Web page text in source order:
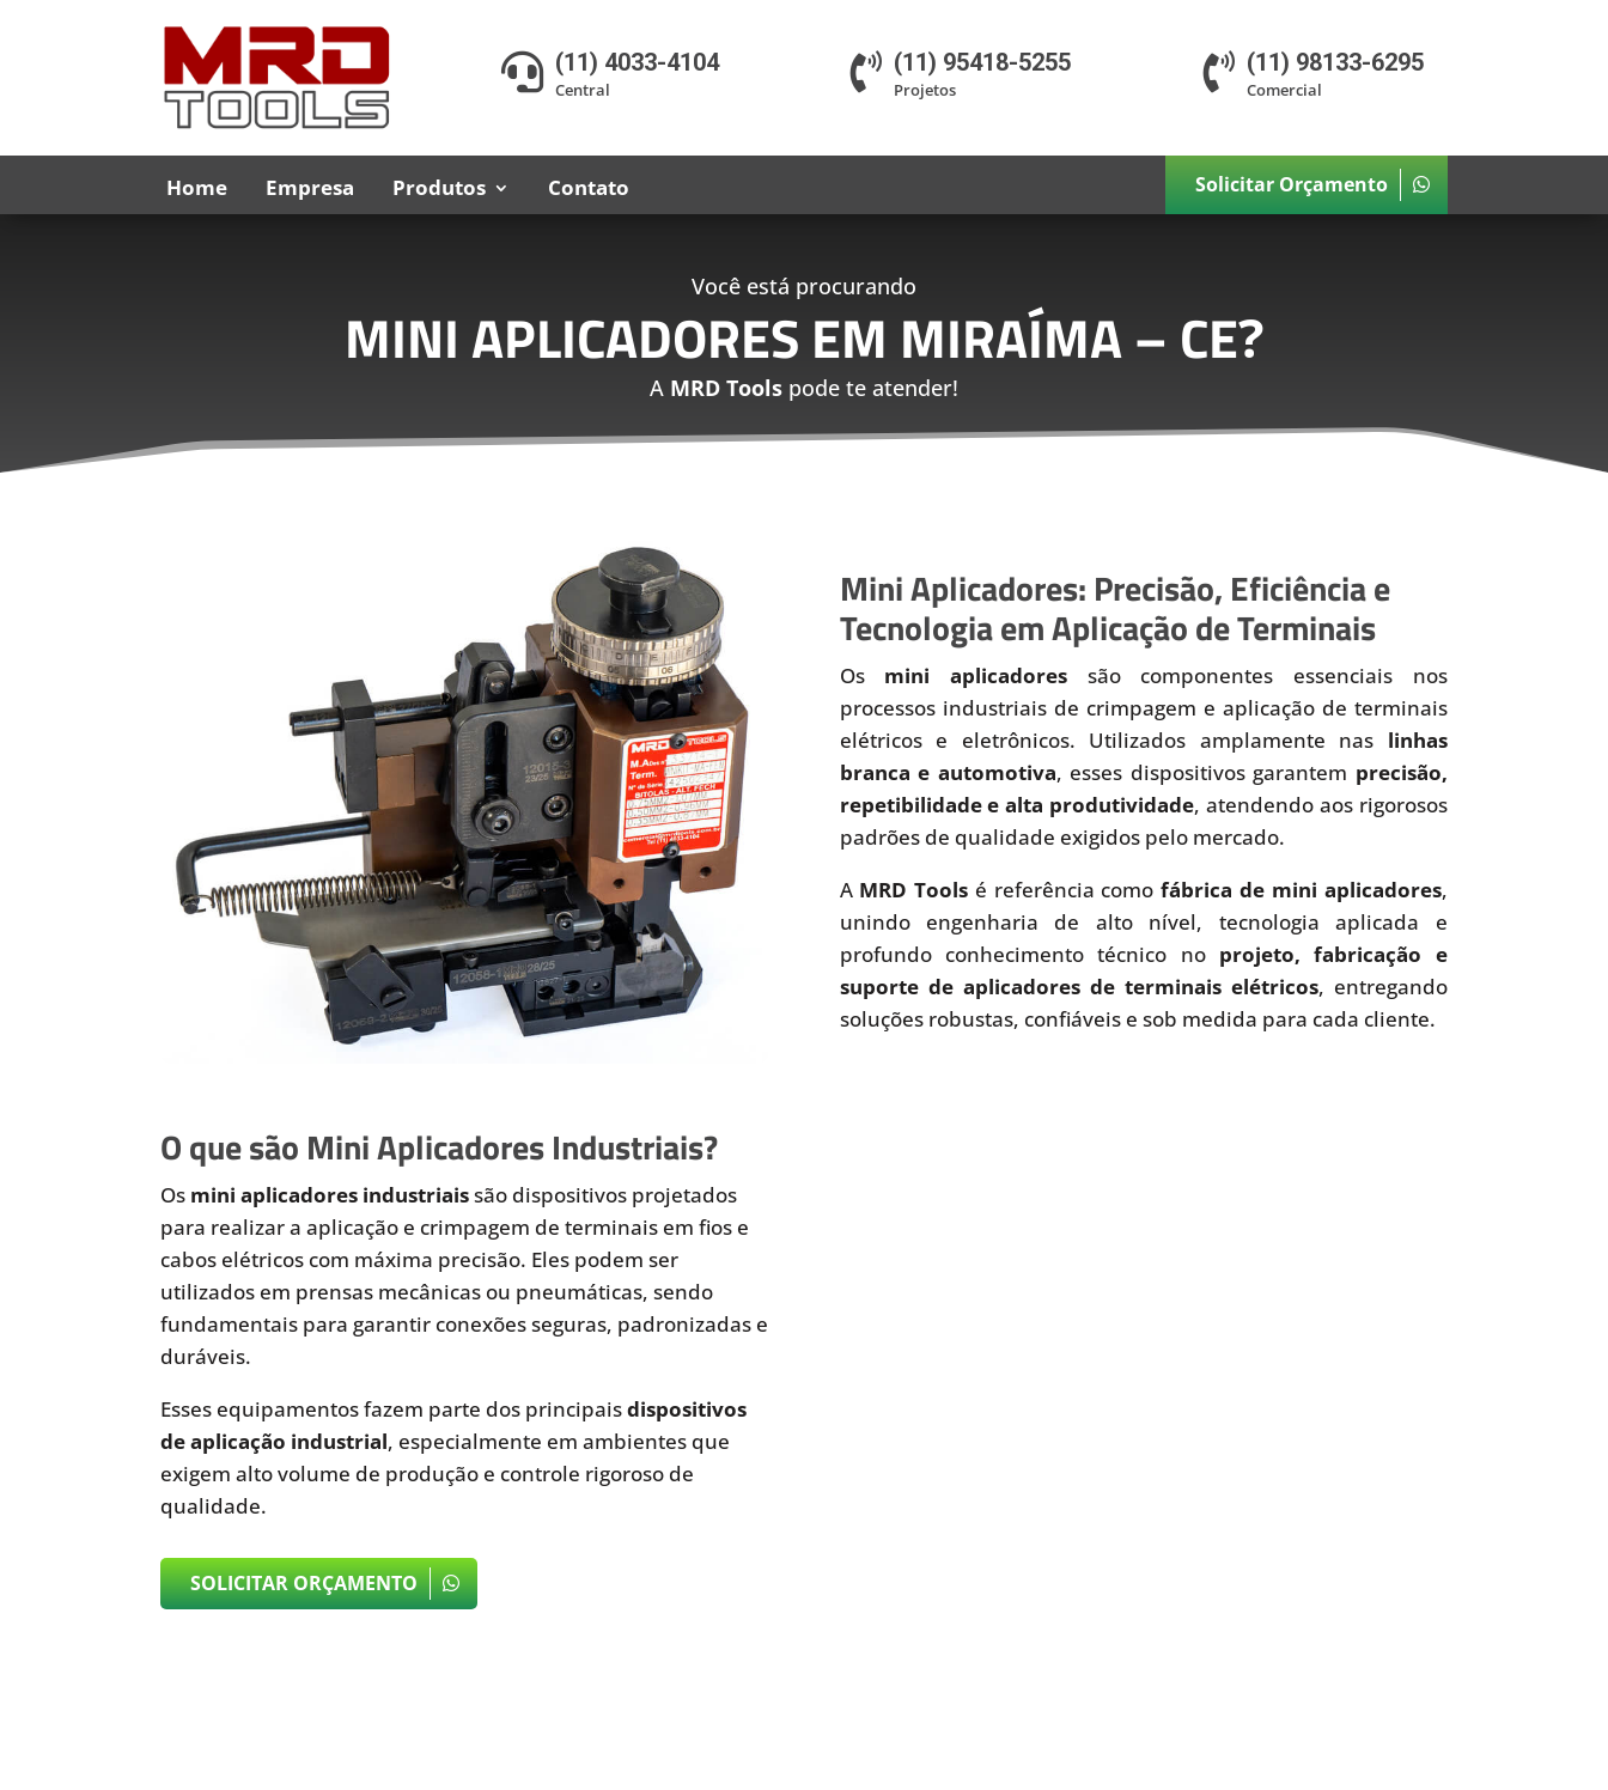
 (11) 4033-4104
Central  (11) 95418-5255
Projetos  (11) 98133-6295
Comercial
Home Empresa Produtos Contato Solicitar Orçamento
Você está procurando
MINI APLICADORES EM MIRAÍMA – CE?
A MRD Tools pode te atender!
Mini Aplicadores: Precisão, Eficiência e
Tecnologia em Aplicação de Terminais
Os mini aplicadoressão componentes essenciais nos
processos industriais de crimpagem e aplicação de terminais
elétricos e eletrônicos. Utilizados amplamente nas linhas
branca e automotiva, esses dispositivos garantem precisão,
repetibilidade e alta produtividade, atendendo aos rigorosos
padrões de qualidade exigidos pelo mercado.
A MRD Tools é referência comofábrica de mini aplicadores,
unindo engenharia de alto nível, tecnologia aplicada e
profundo conhecimento técnico no projeto, fabricação e
suporte de aplicadores de terminais elétricos, entregando
soluções robustas, confiáveis e sob medida para cada cliente.
O que são Mini Aplicadores Industriais?
Os mini aplicadores industriaissão dispositivos projetados
para realizar a aplicação e crimpagem de terminais em fios e
cabos elétricos com máxima precisão. Eles podem ser
utilizados em prensas mecânicas ou pneumáticas, sendo
fundamentais para garantir conexões seguras, padronizadas e
duráveis.
Esses equipamentos fazem parte dos principaisdispositivos
de aplicação industrial, especialmente em ambientes que
exigem alto volume de produção e controle rigoroso de
qualidade.
SOLICITAR ORÇAMENTO